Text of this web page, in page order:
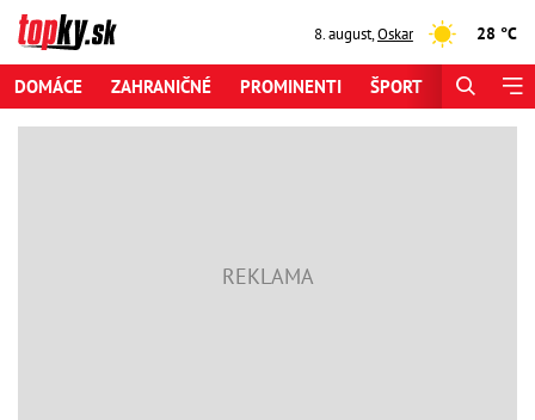
8. august,Oskar 28 °C
DOMÁCE ZAHRANIČNÉ PROMINENTI ŠPORT